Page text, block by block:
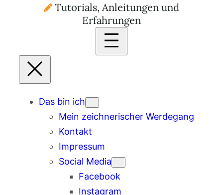
Tutorials, Anleitungen und
Erfahrungen
Das bin ich
Mein zeichnerischer Werdegang
Kontakt
Impressum
Social Media
Facebook
Instagram